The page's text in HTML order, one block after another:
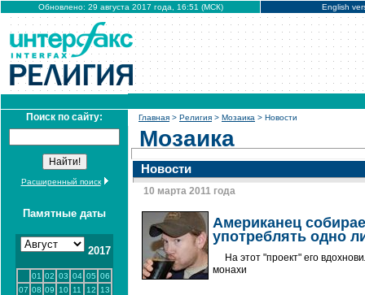
Обновлено: 29 августа 2017 года, 16:51 (МСК) English
Поиск по сайту:
Расширенный поиск
Памятные даты
2017
01 02 03 04 05 06
07 08 09 10 11 12
13
Главная > Религия > Мозаика > Новости
Мозаика
Новости
10 марта 2011 года
Американец
употреблять одно
На этот "проект" его
монахи